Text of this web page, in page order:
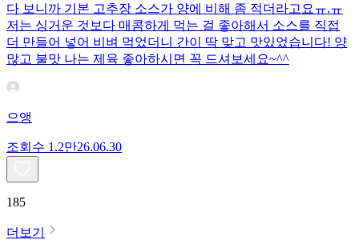
다 보니까 기본 고추장 소스가 양에 비해 좀 적더라고요ㅠ.ㅠ
저는 싱거운 것보다 매콤하게 먹는 걸 좋아해서 소스를 직접
더 만들어 넣어 비벼 먹었더니 간이 딱 맞고 맛있었습니다! 양
많고 불맛 나는 제육 좋아하시면 꼭 드셔보세요~^^
으앵
조회수 1.2만26.06.30
185
더보기